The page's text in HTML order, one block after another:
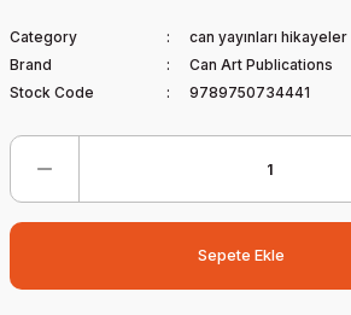
Category
can yayınları hikayeler
Brand
Can Art Publications
Stock Code
9789750734441
Sepete Ekle